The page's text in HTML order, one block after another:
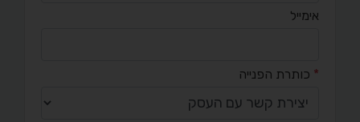
אימייל
* כותרת הפנייה